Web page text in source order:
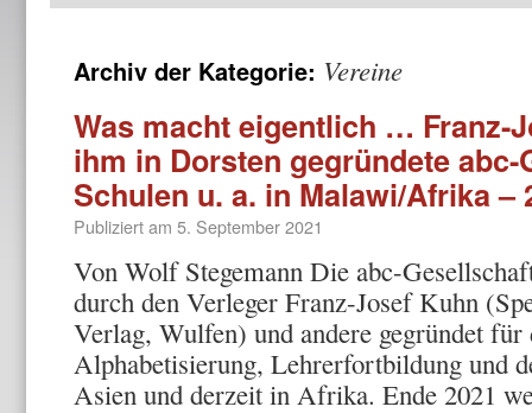
Archiv der Kategorie: Vereine
Was macht eigentlich … Franz-
ihm in Dorsten gegründete
Schulen u. a. in Malawi/Afrika –
Publiziert am 5. September 2021
Von Wolf Stegemann Die abc-
durch den Verleger Franz-Josef Kuhn
Verlag, Wulfen) und andere gegründet für
Alphabetisierung, Lehrerfortbildung und
Asien und derzeit in Afrika. Ende 2021